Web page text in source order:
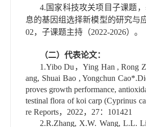
4. 国家科技攻关项目子课题
息的基因组选择新模型的研究与
02，子课题主持（2022-2026）。
（二）代表论文：
1.Yibo Du ，Ying Han , Rong
ang, Shuai Bao , Yongchun Cao*.
proves growth performance,
testinal flora of koi carp (Cyprinus
re Reports， 2022， 27： 101421
2.R.Zhang, X.W. Wang, L.L.